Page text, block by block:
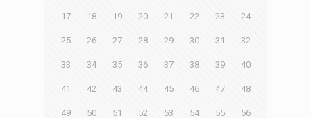
17 18 19 20 21 22 23 24
25 26 27 28 29 30 31 32
33 34 35 36 37 38 39 40
41 42 43 44 45 46 47 48
49 50 51 52 53 54 55 56